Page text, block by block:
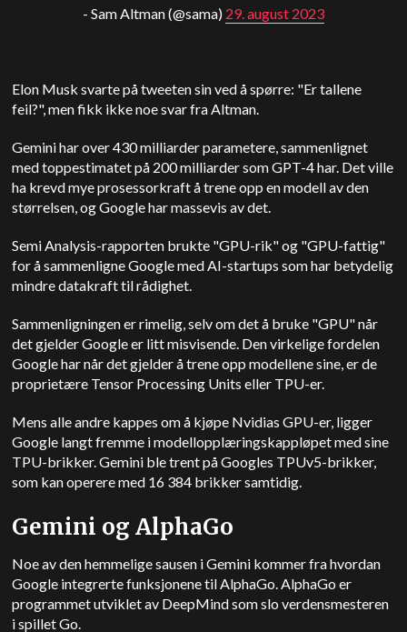
- Sam Altman (@sama) 29. august 2023
Elon Musk svarte på tweeten sin ved å spørre: "Er tallene
feil?", men fikk ikke noe svar fra Altman.
Gemini har over 430 milliarder parametere, sammenlignet
med toppestimatet på 200 milliarder som GPT-4 har. Det ville
ha krevd mye prosessorkraft å trene opp en modell av den
størrelsen, og Google har massevis av det.
Semi Analysis-rapporten brukte "GPU-rik" og "GPU-fattig"
for å sammenligne Google med AI-startups som har betydelig
mindre datakraft til rådighet.
Sammenligningen er rimelig, selv om det å bruke "GPU" når
det gjelder Google er litt misvisende. Den virkelige fordelen
Google har når det gjelder å trene opp modellene sine, er de
proprietære Tensor Processing Units eller TPU-er.
Mens alle andre kappes om å kjøpe Nvidias GPU-er, ligger
Google langt fremme i modellopplæringskappløpet med sine
TPU-brikker. Gemini ble trent på Googles TPUv5-brikker,
som kan operere med 16 384 brikker samtidig.
Gemini og AlphaGo
Noe av den hemmelige sausen i Gemini kommer fra hvordan
Google integrerte funksjonene til AlphaGo. AlphaGo er
programmet utviklet av DeepMind som slo verdensmesteren
i spillet Go.